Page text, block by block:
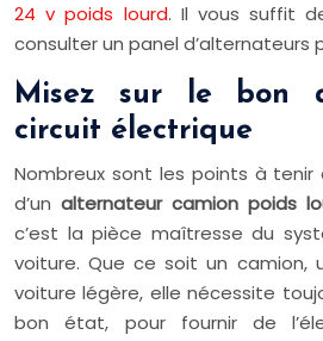
24 v poids lourd. Il vous suffit
consulter un panel d’alternateurs
Misez sur le bon
circuit électrique
Nombreux sont les points à
d’un alternateur camion poids
c’est la pièce maîtresse du
voiture. Que ce soit un camion,
voiture légère, elle nécessite
bon état, pour fournir de